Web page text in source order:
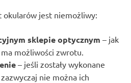
okularów jest niemożliwy:
sklepie optycznym – jak
możliwości zwrotu.
– jeśli zostały wykonane
nie można ich